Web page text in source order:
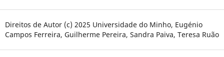
Direitos de Autor (c) 2025 Universidade do Minho, Eugénio
Campos Ferreira, Guilherme Pereira, Sandra Paiva, Teresa Ruão